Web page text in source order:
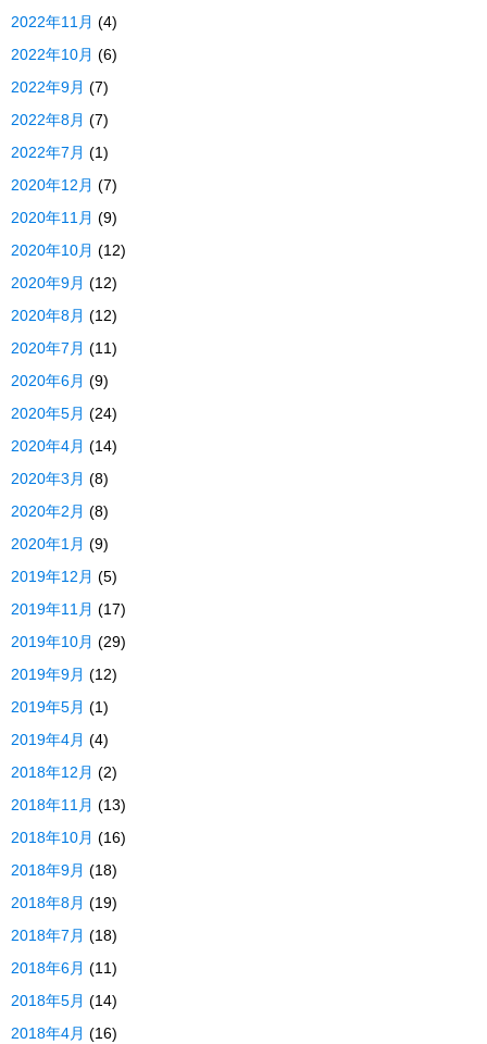
2022年11月 (4)
2022年10月 (6)
2022年9月 (7)
2022年8月 (7)
2022年7月 (1)
2020年12月 (7)
2020年11月 (9)
2020年10月 (12)
2020年9月 (12)
2020年8月 (12)
2020年7月 (11)
2020年6月 (9)
2020年5月 (24)
2020年4月 (14)
2020年3月 (8)
2020年2月 (8)
2020年1月 (9)
2019年12月 (5)
2019年11月 (17)
2019年10月 (29)
2019年9月 (12)
2019年5月 (1)
2019年4月 (4)
2018年12月 (2)
2018年11月 (13)
2018年10月 (16)
2018年9月 (18)
2018年8月 (19)
2018年7月 (18)
2018年6月 (11)
2018年5月 (14)
2018年4月 (16)